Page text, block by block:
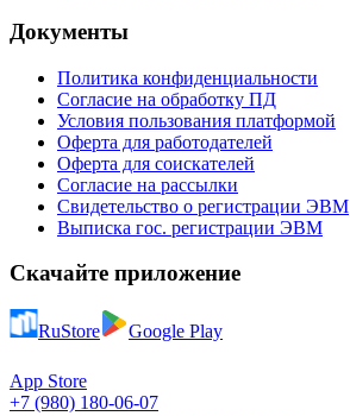
Документы
Политика конфиденциальности
Согласие на обработку ПД
Условия пользования платформой
Оферта для работодателей
Оферта для соискателей
Согласие на рассылки
Свидетельство о регистрации ЭВМ
Выписка гос. регистрации ЭВМ
Скачайте приложение
RuStore Google Play
App Store
+7 (980) 180-06-07